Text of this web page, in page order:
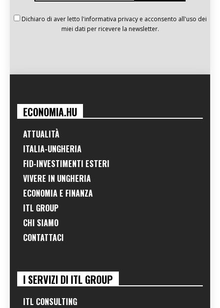
Dichiaro di aver letto l'informativa privacy e acconsento all'uso dei
miei dati per ricevere la newsletter.
ECONOMIA.HU
ATTUALITÀ
ITALIA-UNGHERIA
FID-INVESTIMENTI ESTERI
VIVERE IN UNGHERIA
ECONOMIA E FINANZA
ITL GROUP
CHI SIAMO
CONTATTACI
I SERVIZI DI ITL GROUP
ITL CONSULTING